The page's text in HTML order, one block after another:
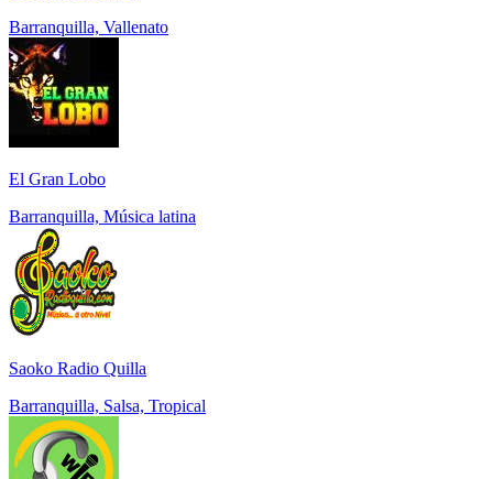
Barranquilla, Vallenato
El Gran Lobo
Barranquilla, Música latina
Saoko Radio Quilla
Barranquilla, Salsa, Tropical